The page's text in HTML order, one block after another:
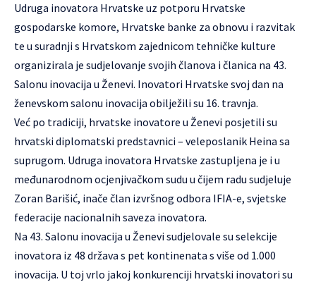
Udruga inovatora Hrvatske uz potporu Hrvatske
gospodarske komore, Hrvatske banke za obnovu i razvitak
te u suradnji s Hrvatskom zajednicom tehničke kulture
organizirala je sudjelovanje svojih članova i članica na 43.
Salonu inovacija u Ženevi. Inovatori Hrvatske svoj dan na
ženevskom salonu inovacija obilježili su 16. travnja.
Već po tradiciji, hrvatske inovatore u Ženevi posjetili su
hrvatski diplomatski predstavnici – veleposlanik Heina sa
suprugom. Udruga inovatora Hrvatske zastupljena je i u
međunarodnom ocjenjivačkom sudu u čijem radu sudjeluje
Zoran Barišić, inače član izvršnog odbora IFIA-e, svjetske
federacije nacionalnih saveza inovatora.
Na 43. Salonu inovacija u Ženevi sudjelovale su selekcije
inovatora iz 48 država s pet kontinenata s više od 1.000
inovacija. U toj vrlo jakoj konkurenciji hrvatski inovatori su